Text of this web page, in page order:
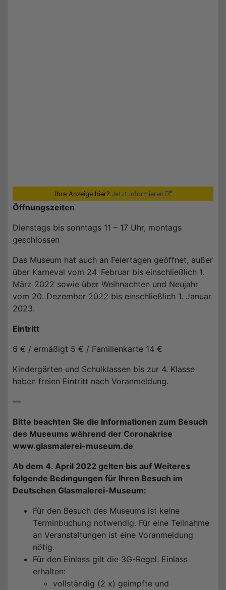
Ihre Anzeige hier? Jetzt informieren
Öffnungszeiten
Dienstags bis sonntags 11 – 17 Uhr, montags
geschlossen
Das Museum hat auch an Feiertagen geöffnet, außer
über Karneval vom 24. Februar bis einschließlich 1.
März 2022 sowie über Weihnachten und Neujahr
vom 20. Dezember 2022 bis einschließlich 1. Januar
2023.
Eintritt
6 € / ermäßigt 5 € / Familienkarte 14 €
Kindergärten und Schulklassen bis zur 4. Klasse
haben freien Eintritt nach Voranmeldung.
—
Bitte beachten Sie die Informationen zum Besuch
des Museums während der Coronakrise
www.glasmalerei-museum.de
Ab dem 4. April 2022 gelten bis auf Weiteres
folgende Bedingungen für Ihren Besuch im
Deutschen Glasmalerei-Museum:
Für den Besuch des Museums ist keine
Terminbuchung notwendig. Für eine Teilnahme
an Veranstaltungen ist eine Voranmeldung
nötig.
Für den Einlass gilt die 3G-Regel. Einlass
erhalten:
vollständig (2 x) geimpfte und